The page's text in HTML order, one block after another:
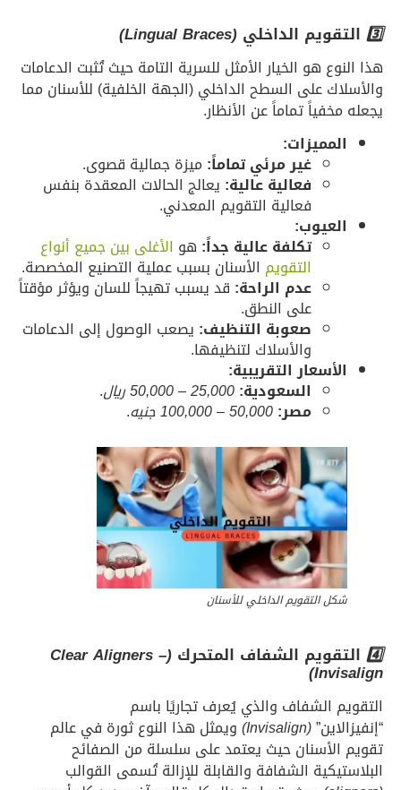
الداخلي(Lingual Braces)
هو الخيار الأمثل للسرية التامة حيث تُثبت الدعامات
على السطح الداخلي (الجهة الخلفية) للأسنان مما
تماماً عن الأنظار.
غير مرئي تماماً:ميزة جمالية قصوى.
فعالية عالية:يعالج الحالات المعقدة بنفس
فعالية التقويم المعدني.
تكلفة عالية جداً:هو الأغلى بين جميع أنواع
الأسنان بسبب عملية التصنيع المخصصة.
عدم الراحة:قد يسبب تهيجاً للسان ويؤثر مؤقتاً
على النطق.
صعوبة التنظيف:يصعب الوصول إلى الدعامات
والأسلاك لتنظيفها.
التقريبية:
السعودية:25,000 – 50,000 ريال .
50,000 – 100,000 جنيه .
التقويم الداخلي للأسنان
الشفاف المتحرك(Clear Aligners –
الشفاف والذي يُعرف تجاريًا باسم
(Invisalign) ويمثل هذا النوع ثورة في عالم
حيث يعتمد على سلسلة من الصفائح
الشفافة والقابلة للإزالة تُسمى القوالب